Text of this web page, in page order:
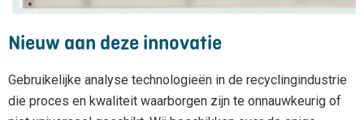
Nieuw aan deze innovatie
Gebruikelijke analyse technologieën in de recyclingindustrie
die proces en kwaliteit waarborgen zijn te onnauwkeurig of